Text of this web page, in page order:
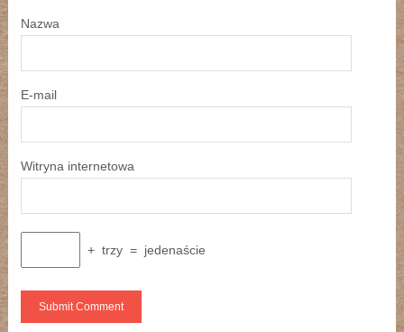
Nazwa
E-mail
Witryna internetowa
+ trzy = jedenaście